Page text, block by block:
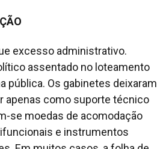
excesso administrativo.
assentado no loteamento
pública. Os gabinetes deixaram
apenas como suporte técnico
se moedas de acomodação
e instrumentos